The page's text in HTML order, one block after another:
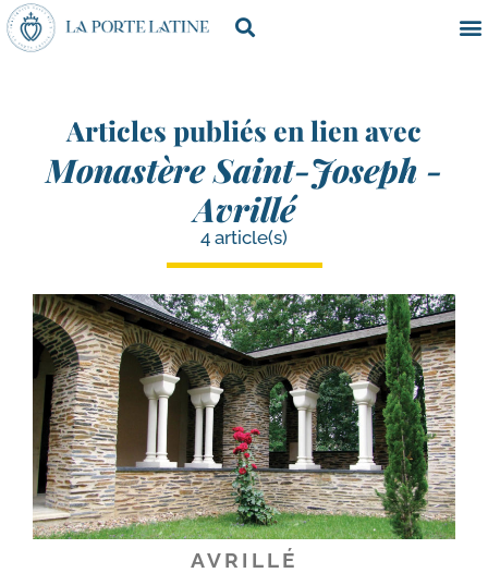
Articles publiés en lien avec
Monastère Saint-Joseph -
Avrillé
4 article(s)
AVRILLÉ